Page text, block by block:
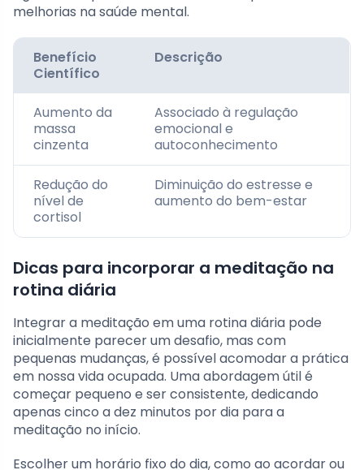
melhorias na saúde mental.
Benefício
Científico
Descrição
Aumento da
massa
cinzenta
Associado à regulação
emocional e
autoconhecimento
Redução do
nível de
cortisol
Diminuição do estresse e
aumento do bem-estar
Dicas para incorporar a meditação na
rotina diária
Integrar a meditação em uma rotina diária pode
inicialmente parecer um desafio, mas com
pequenas mudanças, é possível acomodar a prática
em nossa vida ocupada. Uma abordagem útil é
começar pequeno e ser consistente, dedicando
apenas cinco a dez minutos por dia para a
meditação no início.
Escolher um horário fixo do dia, como ao acordar ou